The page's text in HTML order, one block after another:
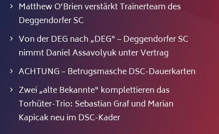
Matthew O’Brien verstärkt Trainerteam des
Deggendorfer SC
Von der DEG nach „DEG“ – Deggendorfer SC
nimmt Daniel Assavolyuk unter Vertrag
ACHTUNG – Betrugsmasche DSC-Dauerkarten
Zwei „alte Bekannte“ komplettieren das
Torhüter-Trio: Sebastian Graf und Marian
Kapicak neu im DSC-Kader